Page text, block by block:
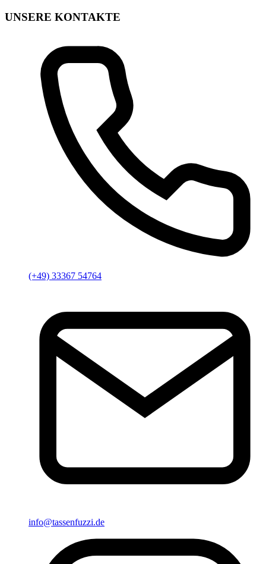
UNSERE KONTAKTE
(+49) 33367 54764
info@tassenfuzzi.de